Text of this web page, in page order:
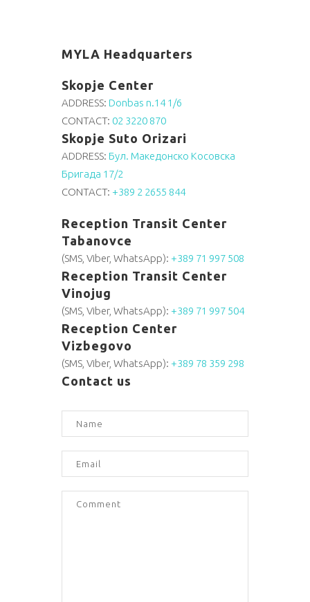
MYLA Headquarters
Skopje Center
ADDRESS: Donbas n.14 1/6
CONTACT: 02 3220 870
Skopje Suto Orizari
ADDRESS: Бул. Македонско Косовска
Бригада 17/2
CONTACT: +389 2 2655 844
Reception Transit Center
Tabanovce
(SMS, Viber, WhatsApp): +389 71 997 508
Reception Transit Center
Vinojug
(SMS, Viber, WhatsApp): +389 71 997 504
Reception Center
Vizbegovo
(SMS, Viber, WhatsApp): +389 78 359 298
Contact us